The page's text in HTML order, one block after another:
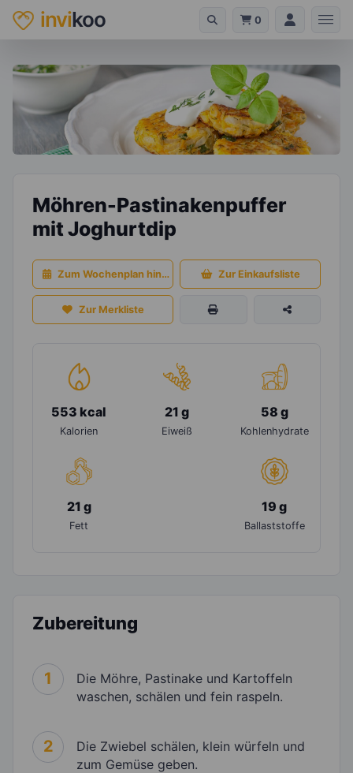
invikoo 0
Möhren-Pastinakenpuffer
mit Joghurtdip
Zum Wochenplan hinzufügen Zur Einkaufsliste
Zur Merkliste
553 kcal
Kalorien
21 g
Eiweiß
58 g
Kohlenhydrate
21 g
Fett
19 g
Ballaststoffe
Zubereitung
1
Die Möhre, Pastinake und Kartoffeln
waschen, schälen und fein raspeln.
2
Die Zwiebel schälen, klein würfeln und
zum Gemüse geben.